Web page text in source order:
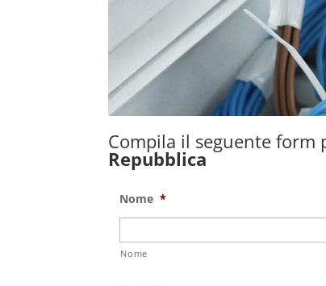
Compila il seguente
Repubblica
Nome *
Nome